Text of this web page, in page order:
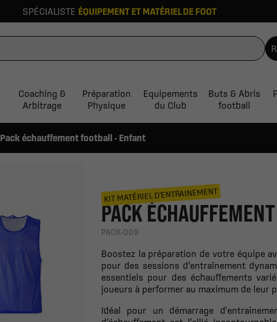
SPÉCIALISTE ÉQUIPEMENT ET MATÉRIEL DE FOOT
Coaching &
Arbitrage
Préparation
Physique
Equipements
du Club
Buts & Abris
football
Pack échauffement football - Enfant
KIT MATÉRIEL D'ENTRAINEMENT
PACK
PACK-009
Boostez la préparation de votre équipe
pour des sessions d’entraînement
essentiels pour des échauffements
joueurs à performer au maximum de leur
Idéal pour un démarrage